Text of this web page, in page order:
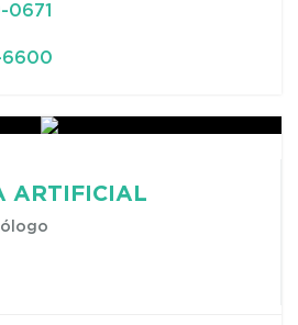
0671
6600
ARTIFICIAL